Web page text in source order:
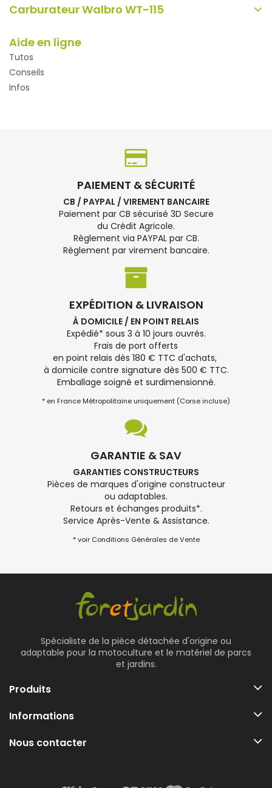
Carburateur Walbro WT-115
Aide en ligne
Tutos
Conseils
Infos
PAIEMENT & SÉCURITÉ
CB / PAYPAL / VIREMENT BANCAIRE
Paiement par CB sécurisé 3D Secure
du Crédit Agricole.
Règlement via PAYPAL par CB.
Règlement par virement bancaire.
EXPÉDITION & LIVRAISON
À DOMICILE / EN POINT RELAIS
Expédié* sous 3 à 10 jours ouvrés.
Frais de port offerts
en point relais dès 180 € TTC d'achats,
à domicile contre signature dès 500 € TTC.
Emballage soigné et surdimensionné.
* en France Métropolitaine uniquement (Corse incluse)
GARANTIE & SAV
GARANTIES CONSTRUCTEURS
Pièces de marques d'origine constructeur
ou adaptables.
Retours et échanges produits*.
Service Après-Vente & Assistance.
* voir Conditions Générales de Vente
Spécialiste de la pièce détachée d'origine ou
adaptable pour la motoculture et le matériel de parcs
et jardins.
Produits
Informations
Nous contacter